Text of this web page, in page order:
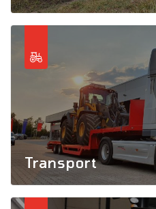
Transport